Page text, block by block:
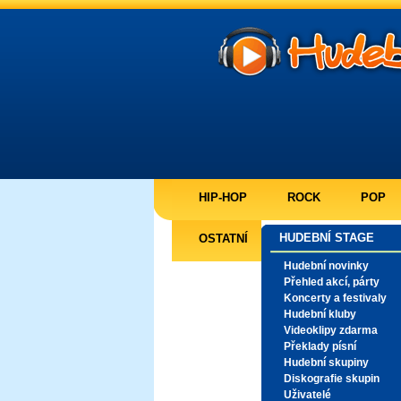
HIP-HOP ROCK POP
OSTATNÍ HUDEBNÍ STAGE
Hudební novinky
Přehled akcí, párty
Koncerty a festivaly
Hudební kluby
Videoklipy zdarma
Překlady písní
Hudební skupiny
Diskografie skupin
Uživatelé